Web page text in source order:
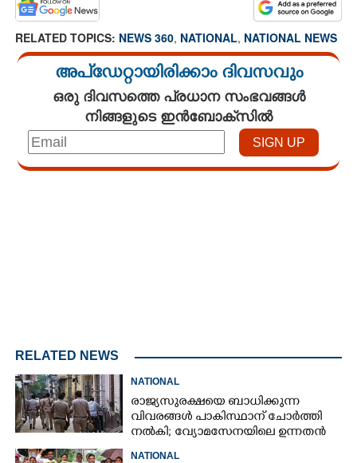
RELATED TOPICS: NEWS 360, NATIONAL, NATIONAL NEWS
അപ്ഡേറ്റായിരിക്കാം ദിവസവും
ഒരു ദിവസത്തെ പ്രധാന സംഭവങ്ങൾ
നിങ്ങളുടെ ഇൻബോക്സിൽ
RELATED NEWS
NATIONAL
രാജ്യസുരക്ഷയെ ബാധിക്കുന്ന
വിവരങ്ങൾ പാകിസ്ഥാന് ചോ‌ർത്തി
നൽകി; വ്യോമസേനയിലെ ഉന്നതൻ
അറസ്റ്റിൽ
NATIONAL